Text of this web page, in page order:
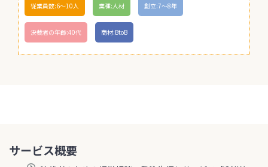
従業員数:6～10人 業種:人材 創立:7〜8年
決裁者の年齢:40代 商材:BtoB
サービス概要